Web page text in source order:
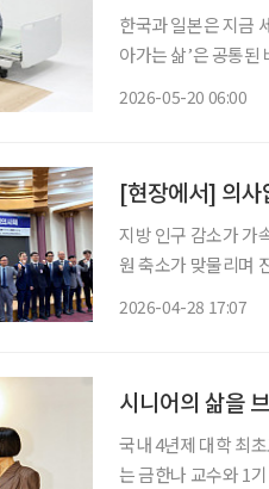
한국과 일본은 지금
아가는 삶’은 공통된
2026-05-20 06:00
[현장에서] 의사
지방 인구 감소가 가
원 축소가 맞물리며
2026-04-28 17:07
시니어의 삶을
국내 4년제 대학 최
는 금한나 교수와 1